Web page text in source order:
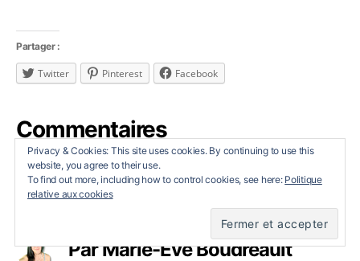
Partager :
Twitter Pinterest Facebook
Commentaires
s
si
n
el
le
,
m
a
Par Marie-Eve Boudreault
Privacy & Cookies: This site uses cookies. By continuing to use this
website, you agree to their use.
To find out more, including how to control cookies, see here: Politique
relative aux cookies